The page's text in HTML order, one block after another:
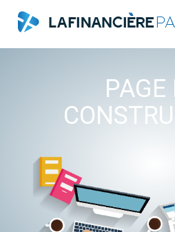
PRÊT IMMOBILIER
CONTACT
PAGE